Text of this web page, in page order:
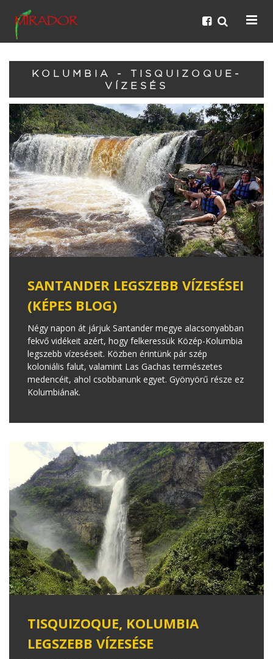
KOLUMBIA - TISQUIZOQUE-
VÍZESÉS
SANTANDER LEGSZEBB VÍZESÉSEI
(KÉPES BLOG)
Négy napon át járjuk Santander megye alacsonyabban
fekvő vidékeit azért, hogy felkeressük Közép-Kolumbia
legszebb vízeséseit. Közben érintünk pár szép
koloniális falut, valamint Las Gachas természetes
medencéit, ahol csobbanunk egyet. Gyönyörű része ez
Kolumbiának.
TISQUIZOQUE, KOLUMBIA
LEGSZEBB VÍZESÉSE